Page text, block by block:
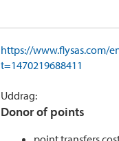
https://www.flysas.com/
t=1470219688411
Uddrag:
Donor of points